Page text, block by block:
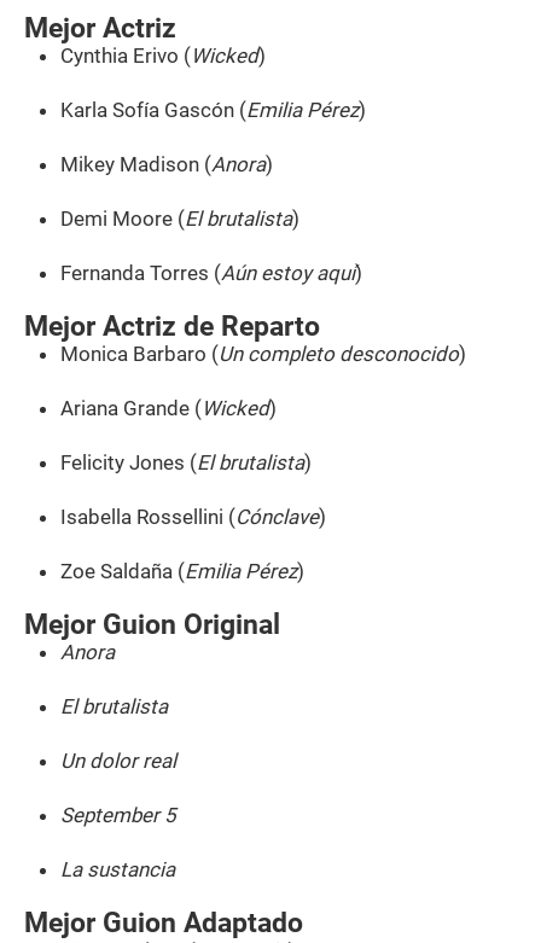
Mejor Actriz
Cynthia Erivo (Wicked)
Karla Sofía Gascón (Emilia Pérez)
Mikey Madison (Anora)
Demi Moore (El brutalista)
Fernanda Torres (Aún estoy aquí)
Mejor Actriz de Reparto
Monica Barbaro (Un completo desconocido)
Ariana Grande (Wicked)
Felicity Jones (El brutalista)
Isabella Rossellini (Cónclave)
Zoe Saldaña (Emilia Pérez)
Mejor Guion Original
Anora
El brutalista
Un dolor real
September 5
La sustancia
Mejor Guion Adaptado